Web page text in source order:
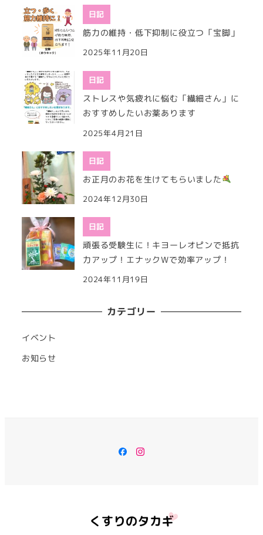
日記
筋力の維持・低下抑制に役立つ「宝脚」
2025年11月20日
日記
ストレスや気疲れに悩む「繊細さん」に
おすすめしたいお薬あります
2025年4月21日
日記
お正月のお花を生けてもらいました
2024年12月30日
日記
頑張る受験生に！キヨーレオピンで抵抗
力アップ！エナックWで効率アップ！
2024年11月19日
カテゴリー
イベント
お知らせ
Facebook
Instagram